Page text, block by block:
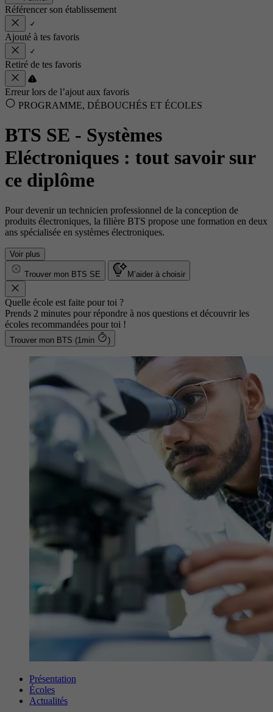
Référencer son établissement
Ajouté à tes favoris
Retiré de tes favoris
Erreur lors de l’ajout aux favoris
PROGRAMME, DÉBOUCHÉS ET ÉCOLES
BTS SE - Systèmes
Eléctroniques : tout savoir sur
ce diplôme
Pour devenir un technicien professionnel de la conception de
produits électroniques, la filière BTS propose une formation en deux
ans spécialisée en systèmes électroniques.
Voir plus
Trouver mon BTS SE M’aider à choisir
Quelle école est faite pour toi ?
Prends 2 minutes pour répondre à nos questions et découvrir les
écoles recommandées pour toi !
Trouver mon BTS (1min )
Présentation
Écoles
Actualités